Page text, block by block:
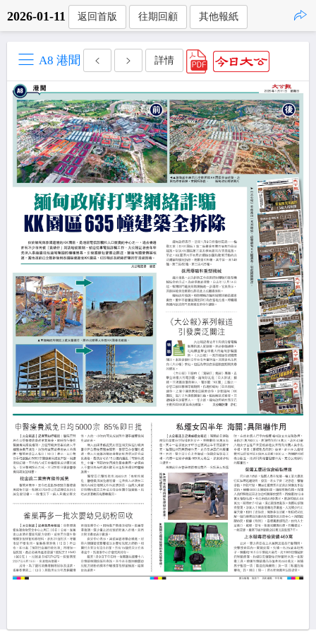
2026-01-11 返回首版 往期回顧 其他報紙
A8 港聞 詳情